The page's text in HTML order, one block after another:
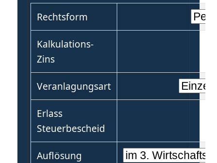
Rechtsform
Kalkulations-
Zins
Veranlagungsart
Erlass
Steuerbescheid
Auflösung